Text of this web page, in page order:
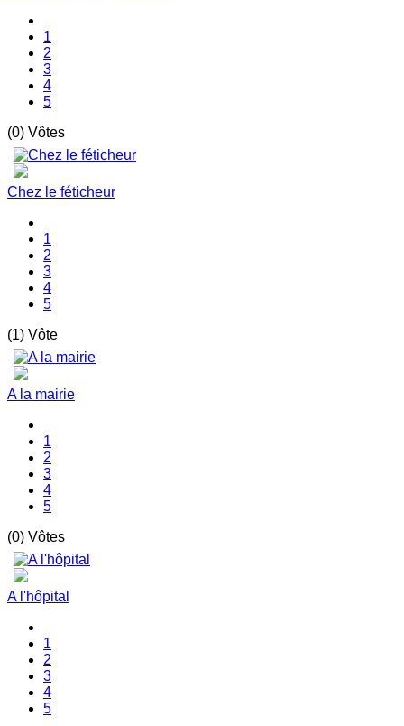
1
2
3
4
5
(0) Vôtes
Chez le féticheur
1
2
3
4
5
(1) Vôte
A la mairie
1
2
3
4
5
(0) Vôtes
A l'hôpital
1
2
3
4
5